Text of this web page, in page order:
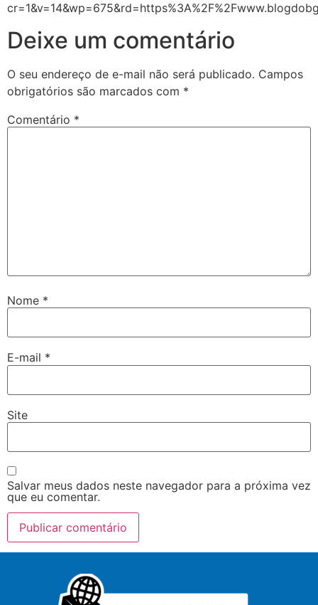
Deixe um comentário
O seu endereço de e-mail não será publicado. Campos
obrigatórios são marcados com *
Comentário *
Nome *
E-mail *
Site
Salvar meus dados neste navegador para a próxima vez
que eu comentar.